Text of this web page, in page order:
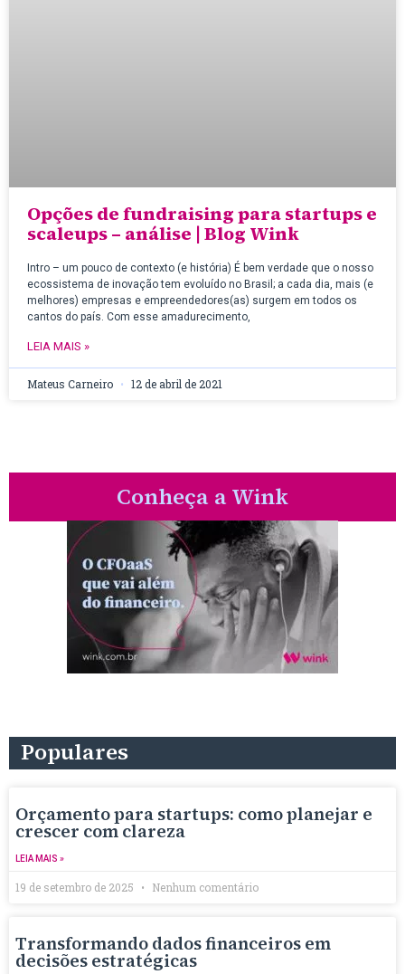
Opções de fundraising para startups e
scaleups – análise | Blog Wink
Intro – um pouco de contexto (e história) É bem verdade que o nosso
ecossistema de inovação tem evoluído no Brasil; a cada dia, mais (e
melhores) empresas e empreendedores(as) surgem em todos os
cantos do país. Com esse amadurecimento,
LEIA MAIS »
Mateus Carneiro 12 de abril de 2021
Conheça a Wink
Populares
Orçamento para startups: como planejar e
crescer com clareza
LEIA MAIS »
19 de setembro de 2025 Nenhum comentário
Transformando dados financeiros em
decisões estratégicas